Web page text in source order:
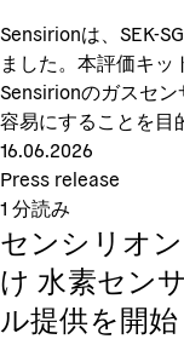
Sensirionは、SEK-
ました。本評価キッ
Sensirionのガスセン
容易にすることを目
16.06.2026
Press release
1 分読み
センシリオ
け 水素セン
ル提供を開始